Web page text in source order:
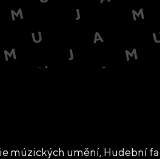
múzických umění, Hudební